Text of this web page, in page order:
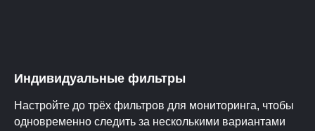
Индивидуальные фильтры
Настройте до трёх фильтров для мониторинга, чтобы
одновременно следить за несколькими вариантами